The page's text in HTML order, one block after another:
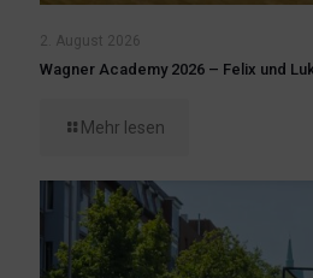
2. August 2026
Wagner Academy 2026 – Felix und
Mehr lesen